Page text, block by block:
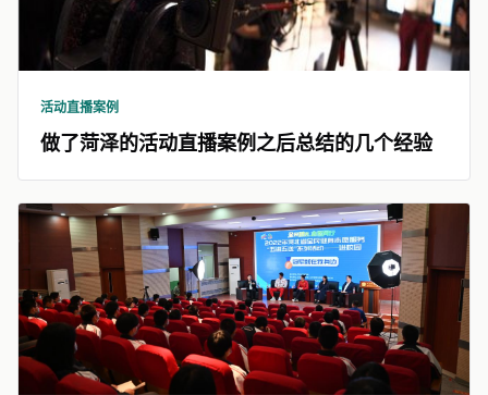
活动直播案例
做了菏泽的活动直播案例之后总结的几个经验